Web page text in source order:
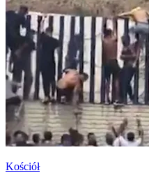
Kościół